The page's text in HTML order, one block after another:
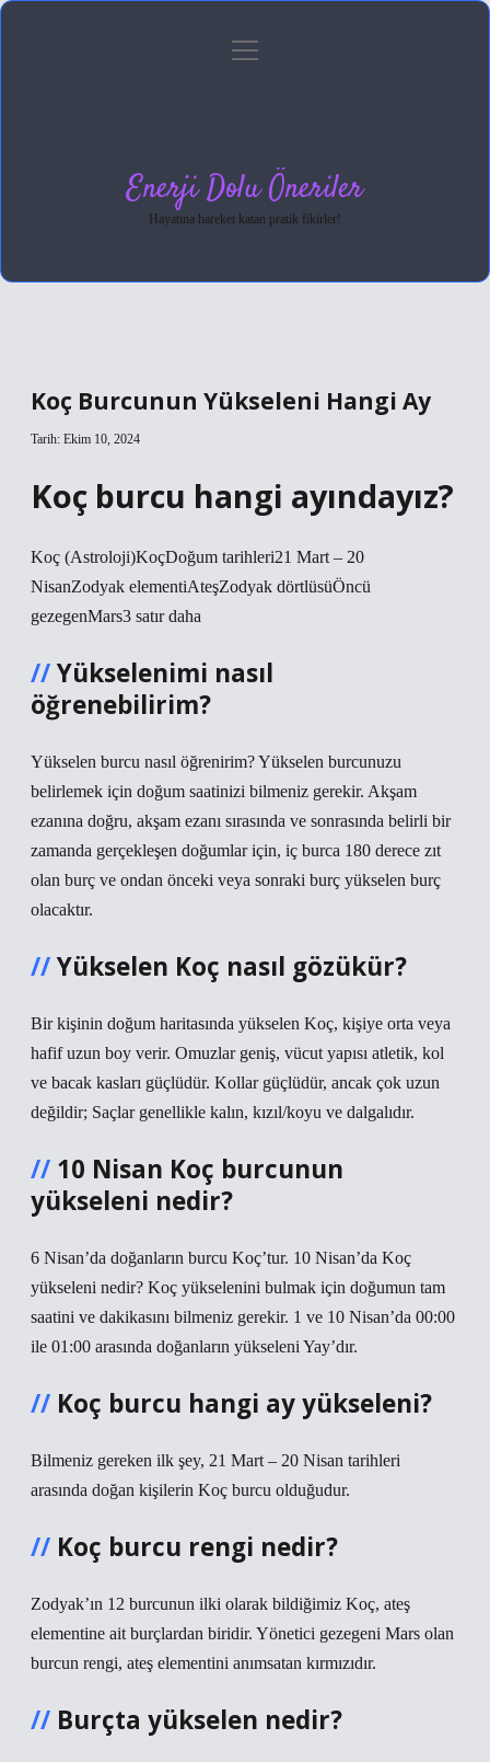
Gizlilik Politikası
menüyü
Enerji Dolu Öneriler
Hayatına hareket katan pratik fikirler!
Koç Burcunun Yükseleni Hangi Ay
Tarih: Ekim 10, 2024
Koç burcu hangi ayındayız?
Koç (Astroloji)KoçDoğum tarihleri21 Mart – 20
NisanZodyak elementiAteşZodyak dörtlüsüÖncü
gezegenMars3 satır daha
Yükselenimi nasıl
öğrenebilirim?
Yükselen burcu nasıl öğrenirim? Yükselen burcunuzu
belirlemek için doğum saatinizi bilmeniz gerekir. Akşam
ezanına doğru, akşam ezanı sırasında ve sonrasında belirli bir
zamanda gerçekleşen doğumlar için, iç burca 180 derece zıt
olan burç ve ondan önceki veya sonraki burç yükselen burç
olacaktır.
Yükselen Koç nasıl gözükür?
Bir kişinin doğum haritasında yükselen Koç, kişiye orta veya
hafif uzun boy verir. Omuzlar geniş, vücut yapısı atletik, kol
ve bacak kasları güçlüdür. Kollar güçlüdür, ancak çok uzun
değildir; Saçlar genellikle kalın, kızıl/koyu ve dalgalıdır.
10 Nisan Koç burcunun
yükseleni nedir?
6 Nisan’da doğanların burcu Koç’tur. 10 Nisan’da Koç
yükseleni nedir? Koç yükselenini bulmak için doğumun tam
saatini ve dakikasını bilmeniz gerekir. 1 ve 10 Nisan’da 00:00
ile 01:00 arasında doğanların yükseleni Yay’dır.
Koç burcu hangi ay yükseleni?
Bilmeniz gereken ilk şey, 21 Mart – 20 Nisan tarihleri ​​
arasında doğan kişilerin Koç burcu olduğudur.
Koç burcu rengi nedir?
Zodyak’ın 12 burcunun ilki olarak bildiğimiz Koç, ateş
elementine ait burçlardan biridir. Yönetici gezegeni Mars olan
burcun rengi, ateş elementini anımsatan kırmızıdır.
Burçta yükselen nedir?